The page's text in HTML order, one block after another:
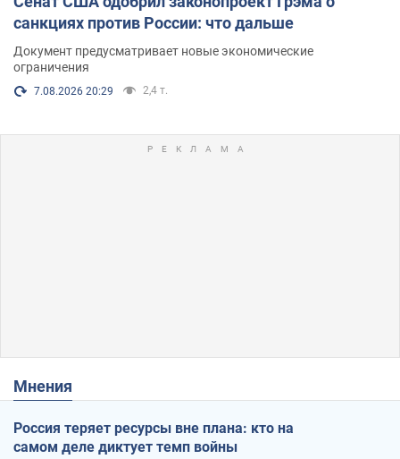
санкциях против России: что дальше
Документ предусматривает новые экономические
ограничения
7.08.2026 20:29 2,4 т.
Мнения
Россия теряет ресурсы вне плана: кто на
самом деле диктует темп войны